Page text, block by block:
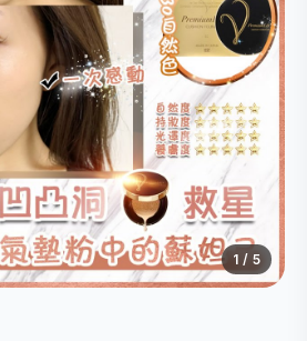
1 / 5